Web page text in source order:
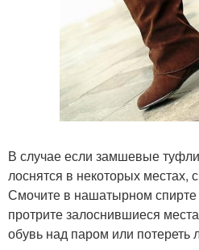
В случае если замшевые
лоснятся в некоторых
Смочите в нашатырном
протрите залоснившиеся
обувь над паром или потереть